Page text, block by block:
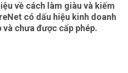
về cách làm giàu và kiếm
có dấu hiệu kinh doanh
chưa được cấp phép.